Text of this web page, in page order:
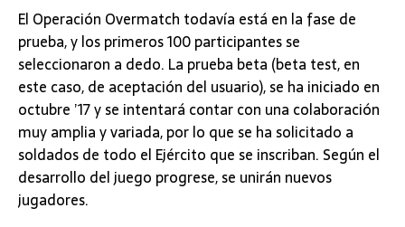
El Operación Overmatch todavía está en la fase de
prueba, y los primeros 100 participantes se
seleccionaron a dedo. La prueba beta (beta test, en
este caso, de aceptación del usuario), se ha iniciado en
octubre ’17 y se intentará contar con una colaboración
muy amplia y variada, por lo que se ha solicitado a
soldados de todo el Ejército que se inscriban. Según el
desarrollo del juego progrese, se unirán nuevos
jugadores.